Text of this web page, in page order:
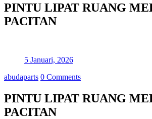
PINTU LIPAT RUANG
PACITAN
5 Januari, 2026
abudaparts 0 Comments
PINTU LIPAT RUANG
PACITAN